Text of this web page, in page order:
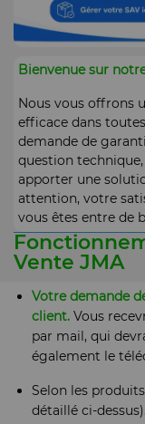
Bienvenue sur
Nous vous offrons
efficace dans
demande de
question
apporter une
attention, votre
vous êtes entre de
Vente JMA
Votre demande
client. Vous
par mail, qui
également le
Selon les
détaillé ci-